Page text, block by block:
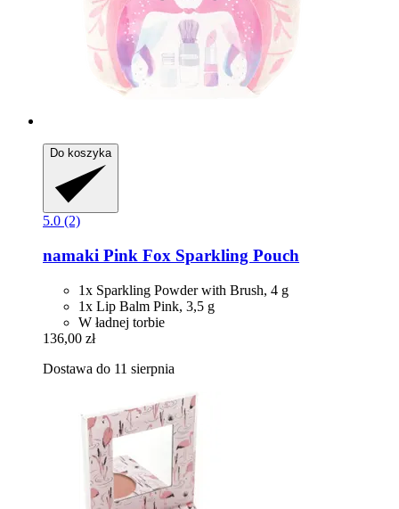
Do koszyka
5.0 (2)
namaki Pink Fox Sparkling Pouch
1x Sparkling Powder with Brush, 4 g
1x Lip Balm Pink, 3,5 g
W ładnej torbie
136,00 zł
Dostawa do 11 sierpnia